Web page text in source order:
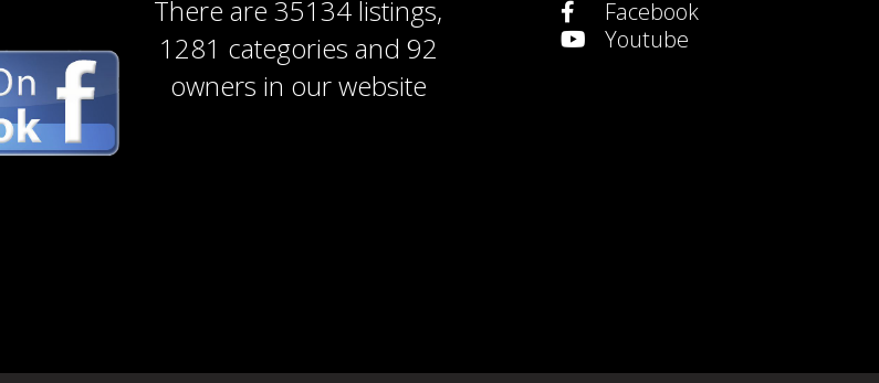
There are35134 listings,
1281 categories and 92
owners in our website
Facebook
Youtube